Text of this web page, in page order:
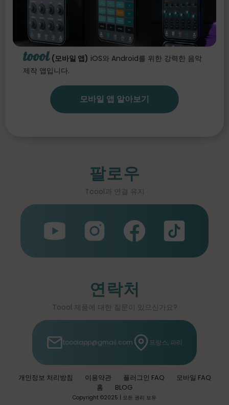
toool (모바일 앱) iOS와 Android를 위한 강력한 음악
제작 앱입니다.
모바일 앱 알아보기
팔로우
Toool과 연결 유지
연락처
Toool 제품에 대한 질문이 있으신가요?
tooolapp@gmail.com 프랑스, 파리
개인정보 처리방침 이용약관 플러그인 FAQ
모바일 FAQ
홈
BLOG
Copyright ©2025 | 모든 권리 보유